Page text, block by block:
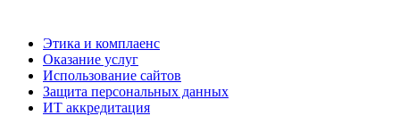
Этика и комплаенс
Оказание услуг
Использование сайтов
Защита персональных данных
ИТ аккредитация